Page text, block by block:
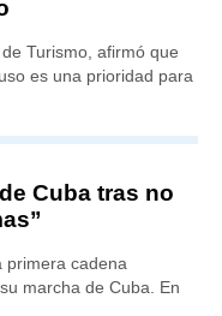
Turismo, afirmó que
es una prioridad para
Cuba tras no
primera cadena
marcha de Cuba. En